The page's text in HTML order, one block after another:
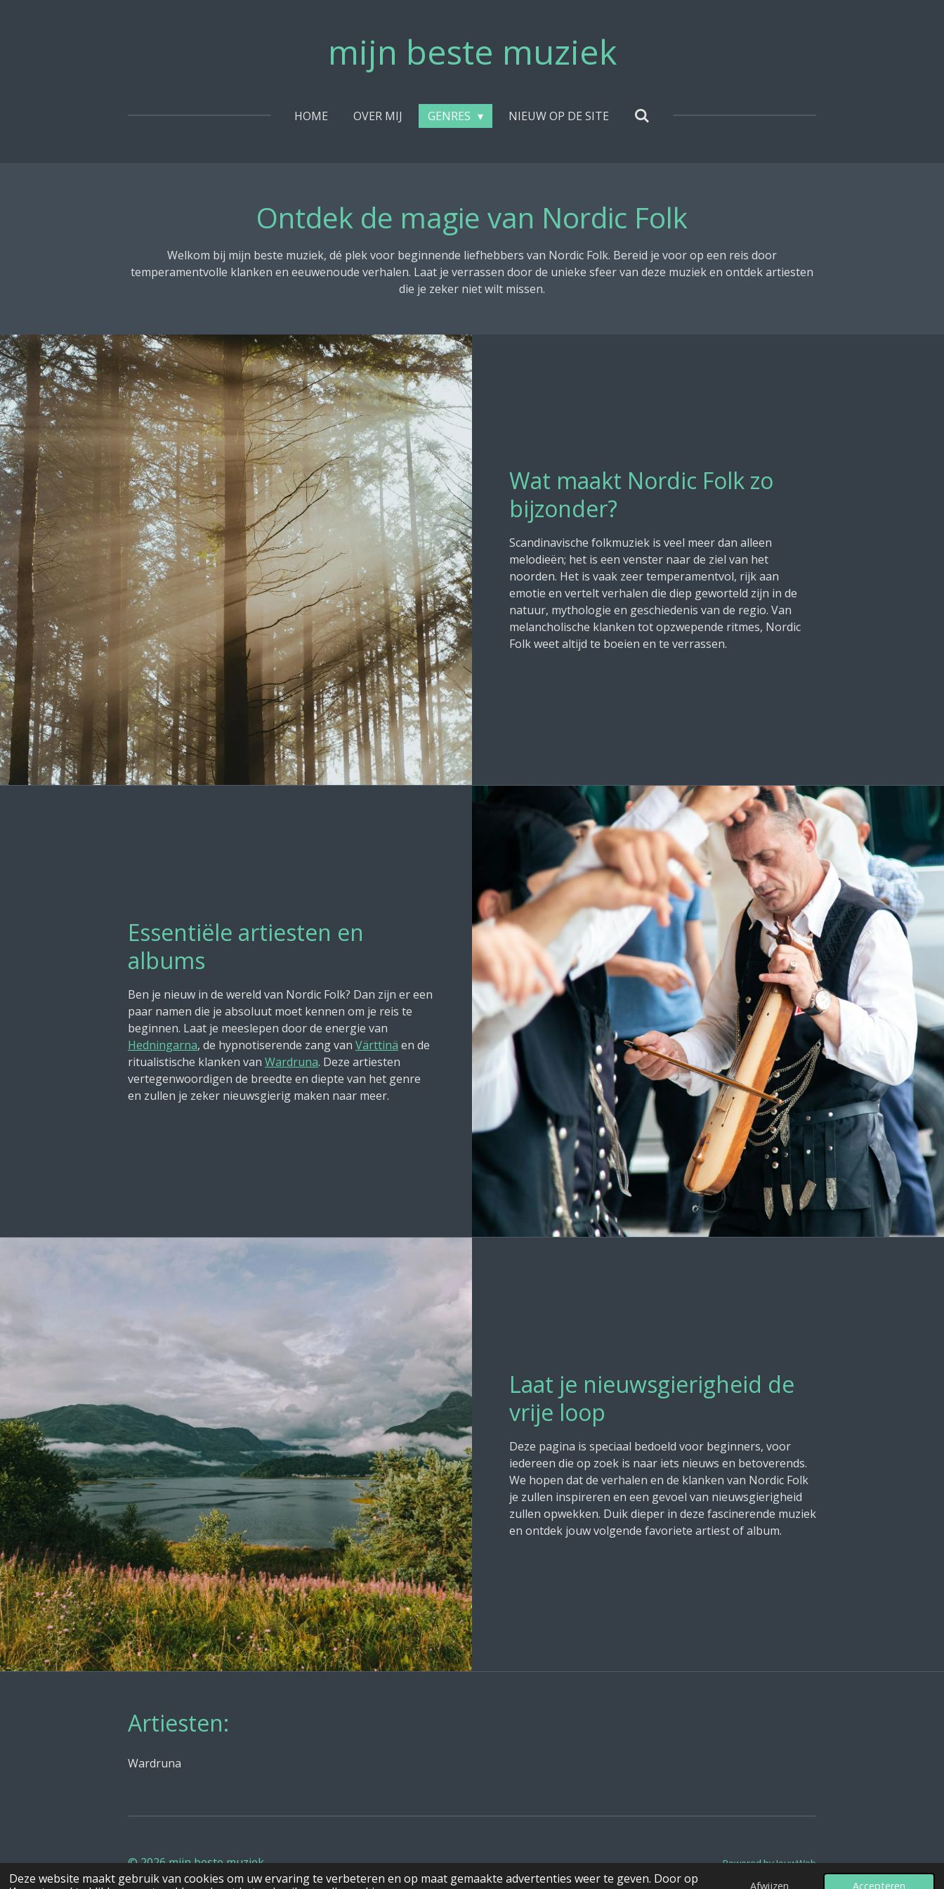
Deze website maakt gebruik van cookies om uw ervaring te verbeteren en op maat gemaakte advertenties weer te geven. Door op
Afwijzen Accepteren
mijn beste muziek
HOME OVER MIJ GENRES NIEUW OP DE SITE
Ontdek de magie van Nordic Folk
Welkom bij mijn beste muziek, dé plek voor beginnende liefhebbers van Nordic Folk. Bereid je voor op een reis door
temperamentvolle klanken en eeuwenoude verhalen. Laat je verrassen door de unieke sfeer van deze muziek en ontdek artiesten
die je zeker niet wilt missen.
Wat maakt Nordic Folk zo
bijzonder?
Scandinavische folkmuziek is veel meer dan alleen
melodieën; het is een venster naar de ziel van het
noorden. Het is vaak zeer temperamentvol, rijk aan
emotie en vertelt verhalen die diep geworteld zijn in de
natuur, mythologie en geschiedenis van de regio. Van
melancholische klanken tot opzwepende ritmes, Nordic
Folk weet altijd te boeien en te verrassen.
Essentiële artiesten en
albums
Ben je nieuw in de wereld van Nordic Folk? Dan zijn er een
paar namen die je absoluut moet kennen om je reis te
beginnen. Laat je meeslepen door de energie van
Hedningarna, de hypnotiserende zang vanVärttinä en de
ritualistische klanken vanWardruna. Deze artiesten
vertegenwoordigen de breedte en diepte van het genre
en zullen je zeker nieuwsgierig maken naar meer.
Laat je nieuwsgierigheid de
vrije loop
Deze pagina is speciaal bedoeld voor beginners, voor
iedereen die op zoek is naar iets nieuws en betoverends.
We hopen dat de verhalen en de klanken van Nordic Folk
je zullen inspireren en een gevoel van nieuwsgierigheid
zullen opwekken. Duik dieper in deze fascinerende muziek
en ontdek jouw volgende favoriete artiest of album.
Artiesten:
Wardruna
© 2026 mijn beste muziek Powered byJouwWeb